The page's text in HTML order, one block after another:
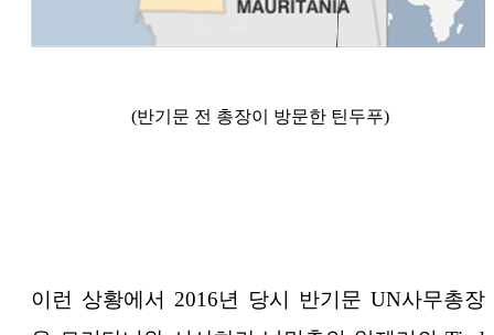
(반기문 전 총장이 방문한 틴두푸)
이런 상황에서 2016년 당시 반기문 UN사무총장